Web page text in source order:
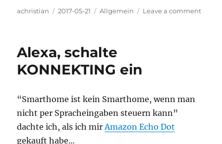
Author
achristian
Posted
2017-05-21 Categories
Allgemein Leave a commenton
Alexa, schalte
KONNEKTING ein
“Smarthome ist kein Smarthome, wenn man
nicht per Spracheingaben steuern kann”
dachte ich, als ich mirAmazon Echo Dot
gekauft habe…